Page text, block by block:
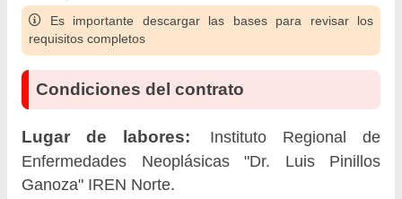
Es importante descargar las bases para revisar los
requisitos completos
Condiciones del contrato
Lugar de labores:
Instituto Regional de
Enfermedades Neoplásicas "Dr. Luis Pinillos
Ganoza" IREN Norte.